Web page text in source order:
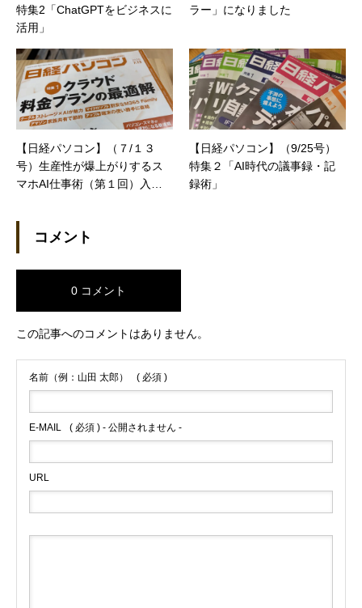
特集2「ChatGPTをビジネスに
活用」
ラー」になりました
【日経パソコン】（７/１３
号）生産性が爆上がりするス
マホAI仕事術（第１回）入力
【日経パソコン】（9/25号）
特集２「AI時代の議事録・記
録術」
コメント
0 コメント
この記事へのコメントはありません。
名前（例：山田 太郎） ( 必須 )
E-MAIL ( 必須 ) - 公開されません -
URL